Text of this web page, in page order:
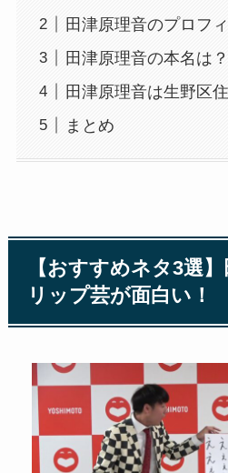
田津原理音のプロフ
田津原理音の本名は？
田津原理音は生野区
まとめ
【おすすめネタ3選
リップ芸が面白い！